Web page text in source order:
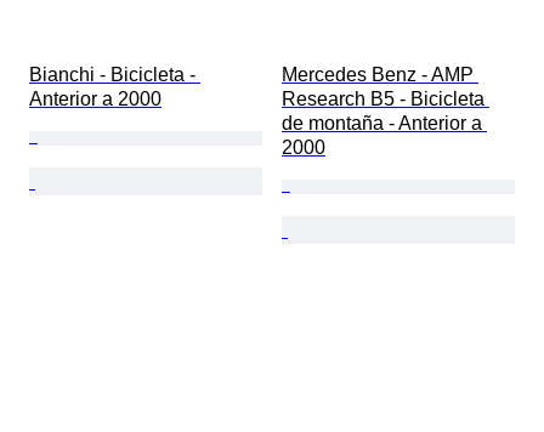
Bianchi - Bicicleta -
Anterior a 2000
Mercedes Benz - AMP
Research B5 - Bicicleta
de montaña - Anterior a
2000